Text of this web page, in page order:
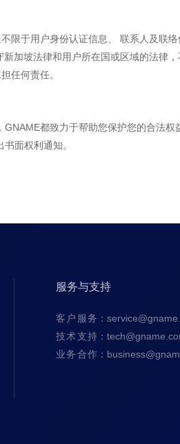
限于用户身份认证信息、 联系人及联
加坡法律和用户所在国或区域的法律
任何责任。
都致力于帮助您保护您的合法
书面权利通知。
服务与支持
客户服务 ：
技术支持 ：
业务合作 ：